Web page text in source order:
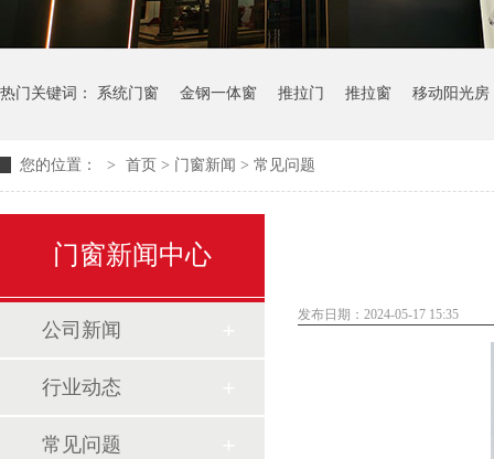
热门关键词： 系统门窗 金钢一体窗 推拉门 推拉窗 移动阳光房
您的位置： > 首页 > 门窗新闻 > 常见问题
发布日期：2024-05-17 15:35
门窗新闻中心
公司新闻
行业动态
常见问题